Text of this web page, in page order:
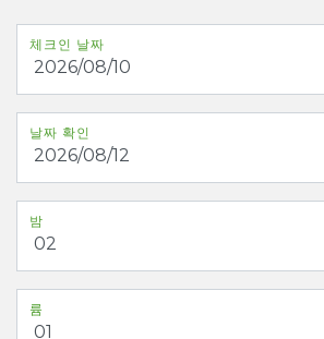
체크인 날짜
날짜 확인
밤
륨